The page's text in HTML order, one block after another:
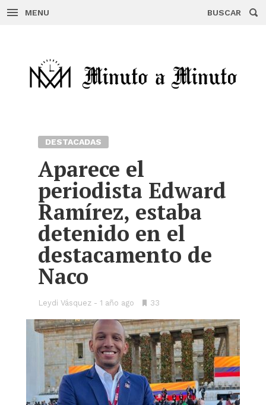
MENU BUSCAR
DESTACADAS
Aparece el
periodista Edward
Ramírez, estaba
detenido en el
destacamento de
Naco
Leydi Vásquez 1 año ago
•33